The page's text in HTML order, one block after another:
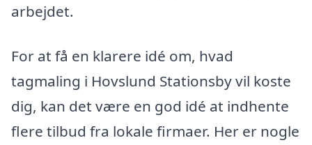
arbejdet.
For at få en klarere idé om, hvad
tagmaling i Hovslund Stationsby vil koste
dig, kan det være en god idé at indhente
flere tilbud fra lokale firmaer. Her er nogle